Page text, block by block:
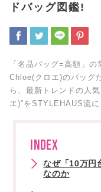
ドバッグ図鑑!
「名品バッグ=高額」
Chloe(クロエ)のバッグ
ら、最新トレンドの人
エ)”をSTYLEHAUS流
INDEX
なぜ「10万円
なのか